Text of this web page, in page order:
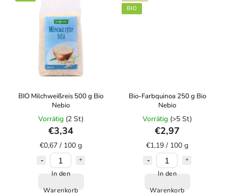
BIO Milchweißreis 500 g Bio
Nebio
Vorrätig (2 St)
€3,34
€0,67 / 100 g
In den
Warenkorb
BIO
Bio-Farbquinoa 250 g Bio
Nebio
Vorrätig (>5 St)
€2,97
€1,19 / 100 g
In den
Warenkorb